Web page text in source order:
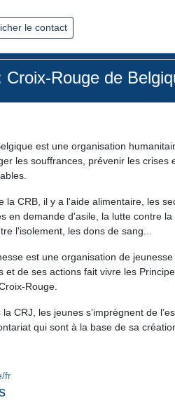
le contact
Croix-Rouge de
est une organisation
les souffrances, prévenir les crises
la CRB, il y a l'aide alimentaire, les
en demande d'asile, la lutte contre la
l'isolement, les dons de sang...
est une organisation de jeunesse
et de ses actions fait vivre les
Rouge.
CRJ, les jeunes s’imprègnent de
qui sont à la base de sa
fr